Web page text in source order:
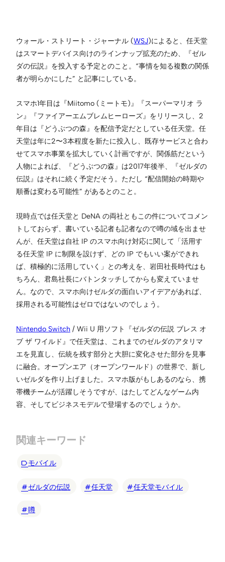
ウォール・ストリート・ジャーナル (WSJ)によると、任天堂
はスマートデバイス向けのラインナップ拡充のため、『ゼル
ダの伝説』を投入する予定とのこと。“事情を知る複数の関係
者が明らかにした” と記事にしている。
スマホ1年目は『Miitomo (ミートモ)』『スーパーマリオ ラ
ン』『ファイアーエムブレムヒーローズ』をリリースし、2
年目は『どうぶつの森』を配信予定だとしている任天堂。任
天堂は年に2〜3本程度を新たに投入し、既存サービスと合わ
せてスマホ事業を拡大していく計画ですが、関係筋だという
人物によれば、『どうぶつの森』は2017年後半、『ゼルダの
伝説』はそれに続く予定だそう。ただし “配信開始の時期や
順番は変わる可能性” があるとのこと。
現時点では任天堂と DeNA の両社ともこの件についてコメン
トしておらず、書いている記者も記者なので噂の域を出ませ
んが、任天堂は自社 IP のスマホ向け対応に関して「活用す
る任天堂 IP に制限を設けず、どの IP でもいい案ができれ
ば、積極的に活用していく」との考えを、岩田社長時代はも
ちろん、君島社長にバトンタッチしてからも変えていませ
ん。なので、スマホ向けゼルダの面白いアイデアがあれば、
採用される可能性はゼロではないのでしょう。
Nintendo Switch / Wii U 用ソフト『ゼルダの伝説 ブレス オ
ブ ザ ワイルド』で任天堂は、これまでのゼルダのアタリマ
エを見直し、伝統を残す部分と大胆に変化させた部分を見事
に融合。オープンエア（オープンワールド）の世界で、新し
いゼルダを作り上げました。スマホ版がもしあるのなら、携
帯機チームが活躍しそうですが、はたしてどんなゲーム内
容、そしてビジネスモデルで登場するのでしょうか。
関連キーワード
モバイル
ゼルダの伝説 任天堂 任天堂モバイル
噂